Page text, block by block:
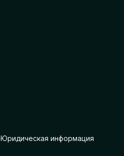
Юридическая информация